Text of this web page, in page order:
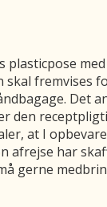
skal
Det
at I
afrejse har
gerne